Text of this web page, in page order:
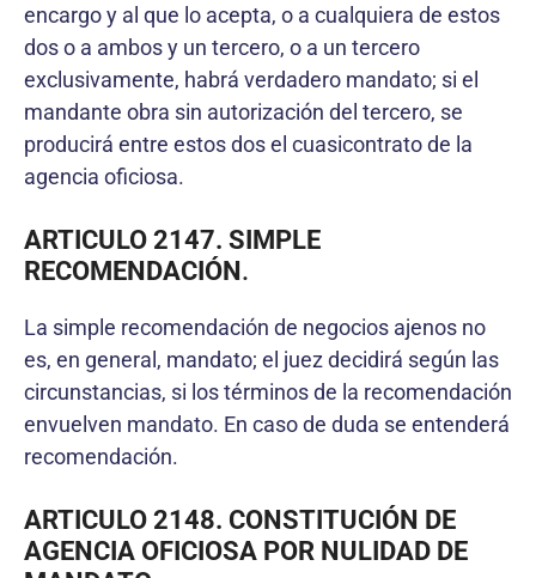
encargo y al que lo acepta, o a cualquiera de estos
dos o a ambos y un tercero, o a un tercero
exclusivamente, habrá verdadero mandato; si el
mandante obra sin autorización del tercero, se
producirá entre estos dos el cuasicontrato de la
agencia oficiosa.
ARTICULO 2147. SIMPLE
RECOMENDACIÓN.
La simple recomendación de negocios ajenos no
es, en general, mandato; el juez decidirá según las
circunstancias, si los términos de la recomendación
envuelven mandato. En caso de duda se entenderá
recomendación.
ARTICULO 2148. CONSTITUCIÓN DE
AGENCIA OFICIOSA POR NULIDAD DE